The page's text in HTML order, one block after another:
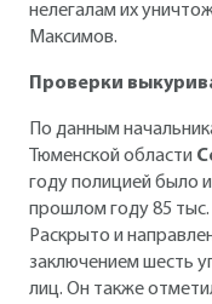
нелегалам их
Максимов.
Проверки
По данным
Тюменской области
году полицией было
прошлом году 85 тыс.
Раскрыто и
заключением шесть
лиц. Он также